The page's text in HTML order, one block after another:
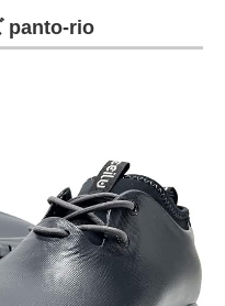
panto-rio